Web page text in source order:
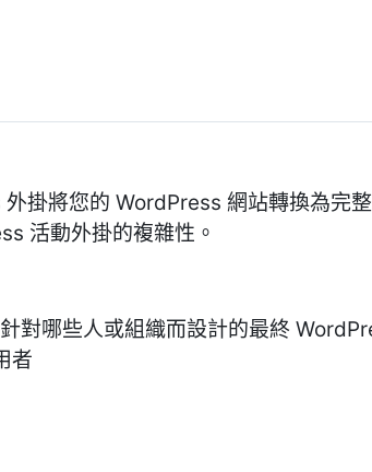
掛將您的 WordPress 網站轉換為完
活動外掛的複雜性。
對哪些人或組織而設計的最終
者